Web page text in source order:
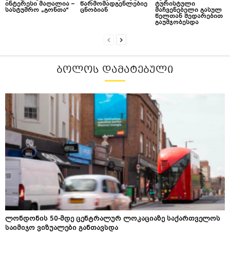
ინტერესი მაღალია –
სასტუმრო „გონთა“
წარმომადგენლებიე
ცნობიან
ტურისტული
მაჩვენებელი გასულ
წელთან შედარებით
გაუმჯობესდა
ᲑᲝᲚᲝᲡ ᲓᲐᲛᲐᲢᲔᲑᲣᲚᲘ
ლონდონის 50-მდე ცენტრალურ ლოკაციაზე საქართველოს
საიმიჯო ვიზუალები განთავსდა